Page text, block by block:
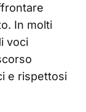
In molti
voci
e rispettosi